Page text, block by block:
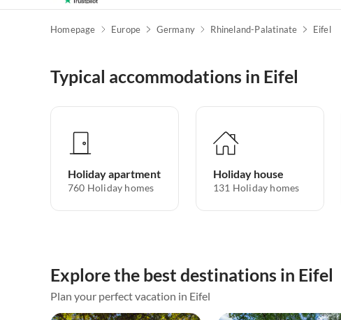
Homepage Europe Germany Rhineland-Palatinate Eifel
Typical accommodations in Eifel
Holiday apartment
760 Holiday homes
Holiday house
131 Holiday homes
Explore the best destinations in Eifel
Plan your perfect vacation in Eifel